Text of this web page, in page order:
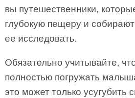
вы путешественники,
глубокую пещеру и
ее исследовать.
Обязательно учитывайте,
полностью погружать
это может только усугубить